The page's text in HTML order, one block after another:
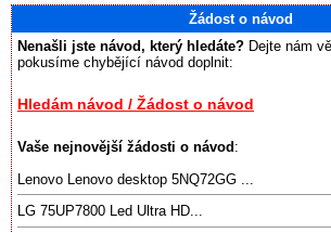
Žádost o návod
Nenašli jste návod, který hledáte? Dejte nám
pokusíme chybějící návod doplnit:
Hledám návod / Žádost o návod
Vaše nejnovější žádosti o návod :
Lenovo Lenovo desktop 5NQ72GG ...
LG 75UP7800 Led Ultra HD...